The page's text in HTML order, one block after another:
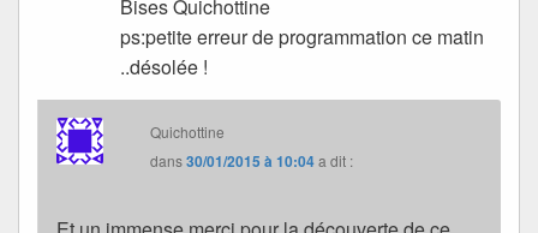
Bises Quichottine
ps:petite erreur de programmation ce matin
..désolée !
Quichottine
dans30/01/2015 à 10:04a dit :